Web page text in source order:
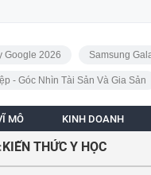
Google 2026
Samsung
- Góc Nhìn Tài Sản Và Gia Sản
MÔ KINH DOANH
KIẾN THỨC Y HỌC